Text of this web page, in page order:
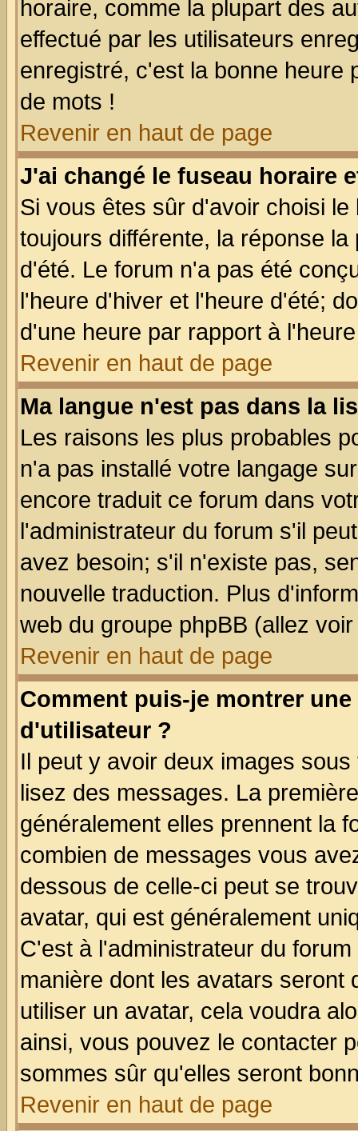
horaire, comme la plupart des
effectué par les utilisateurs
enregistré, c'est la bonne heure
de mots !
Revenir en haut de page
J'ai changé le fuseau horaire
Si vous êtes sûr d'avoir choisi
toujours différente, la réponse
d'été. Le forum n'a pas été
l'heure d'hiver et l'heure d'été;
d'une heure par rapport à
Revenir en haut de page
Ma langue n'est pas dans la
Les raisons les plus probables
n'a pas installé votre langage
encore traduit ce forum dans
l'administrateur du forum s'il
avez besoin; s'il n'existe pas,
nouvelle traduction. Plus
web du groupe phpBB (allez
Revenir en haut de page
Comment puis-je montrer
d'utilisateur ?
Il peut y avoir deux images
lisez des messages. La
généralement elles prennent la
combien de messages vous
dessous de celle-ci peut se
avatar, qui est généralement
C'est à l'administrateur du
manière dont les avatars seront
utiliser un avatar, cela voudra
ainsi, vous pouvez le contacter
sommes sûr qu'elles seront
Revenir en haut de page